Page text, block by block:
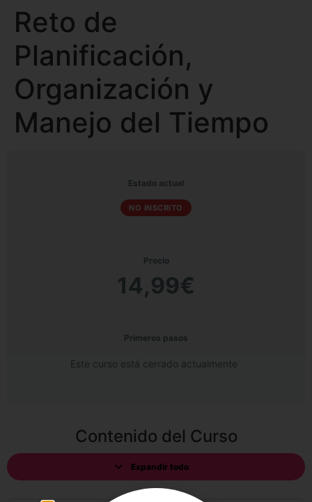
Reto de
Planificación,
Organización y
Manejo del Tiempo
Estado actual
NO INSCRITO
Precio
14,99€
Primeros pasos
Este curso está cerrado actualmente
Contenido del Curso
Expandir todo